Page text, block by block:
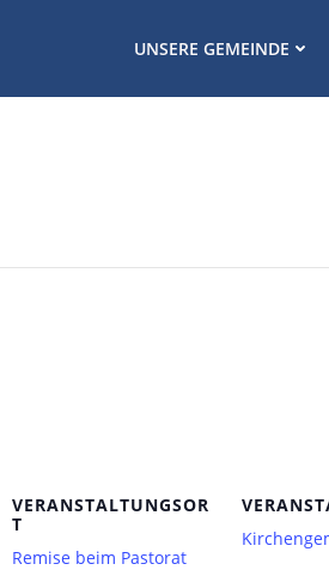
UNSERE GEMEINDE
VERANSTALTUNGSOR
T
Remise beim Pastorat